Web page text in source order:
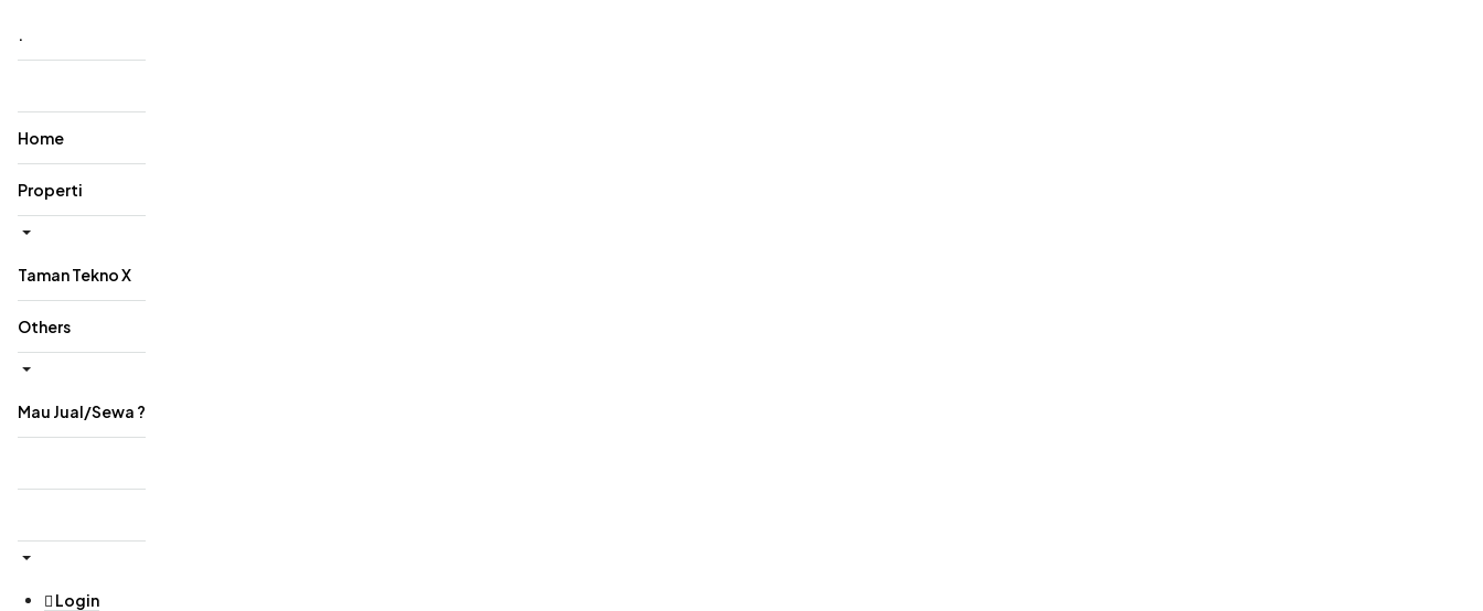
‎.
Home
Properti
Taman Tekno X
Others
Mau Jual/Sewa ?
Login